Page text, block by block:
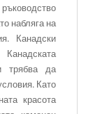
набляга на
Канадски
трябва да
Като
красота